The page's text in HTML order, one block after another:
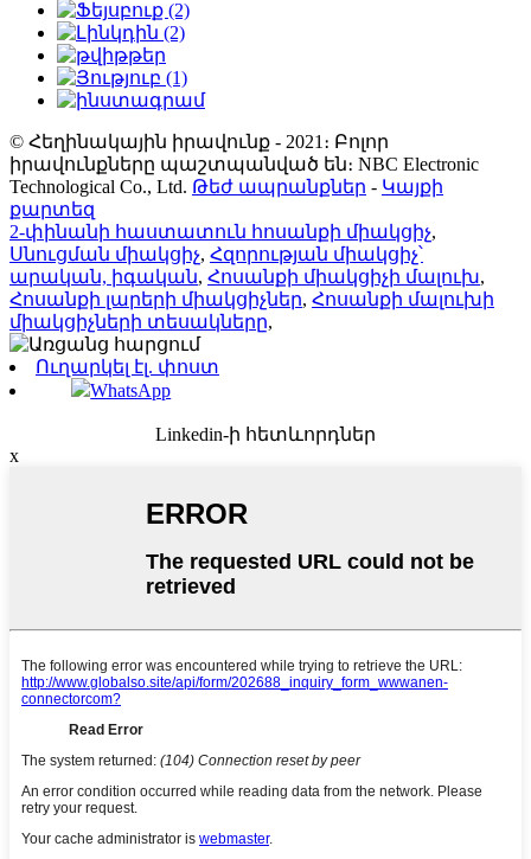
© Հեղինակային իրավունք - 2021։ Բոլոր
իրավունքները պաշտպանված են։ NBC Electronic
Technological Co., Ltd. Թեժ ապրանքներ - Կայքի
քարտեզ
2-փինանի հաստատուն հոսանքի միակցիչ,
Սնուցման միակցիչ, Հզորության միակցիչ՝
արական, իգական, Հոսանքի միակցիչի մալուխ,
Հոսանքի լարերի միակցիչներ, Հոսանքի մալուխի
միակցիչների տեսակները,
Ուղարկել էլ. փոստ
WhatsApp
Linkedin-ի հետևորդներ
x